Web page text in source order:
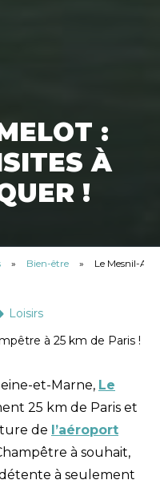
:
À
!
» Bien-être » Le Mesnil-
Loisirs
à 25 km de Paris !
et-Marne, Le
25 km de Paris et
de l’aéroport
à souhait,
à seulement